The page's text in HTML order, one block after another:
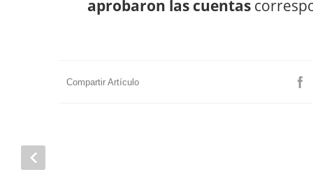
aprobaron las cuentas
Compartir Artículo